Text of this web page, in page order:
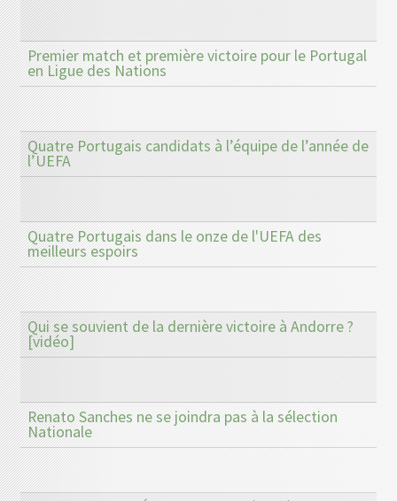
Premier match et première victoire pour le Portugal
en Ligue des Nations
Quatre Portugais candidats à l’équipe de l’année de
l’UEFA
Quatre Portugais dans le onze de l'UEFA des
meilleurs espoirs
Qui se souvient de la dernière victoire à Andorre ?
[vidéo]
Renato Sanches ne se joindra pas à la sélection
Nationale